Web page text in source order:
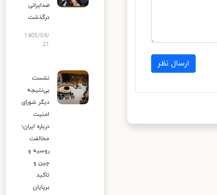
ارسال نظر
ضدایرانی
درگذشت
1405/04/
نشست
بی‌نتیجه
دیگر شورای
امنیت
درباره ایران؛
مخالفت
روسیه و
چین و
تاکید
برپایان